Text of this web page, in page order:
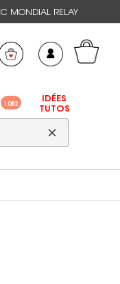
MONDIAL RELAY
1082
IDÉES
TUTOS